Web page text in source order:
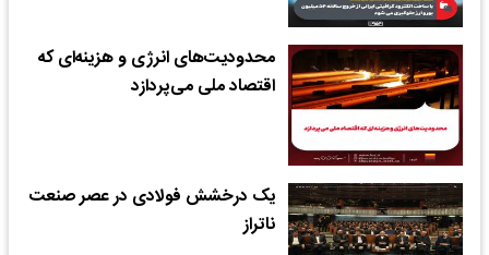
محدودیت‌های انرژی و هزینه‌ای که
اقتصاد ملی می‌پردازد
یک درخشش فولادی در عصر صنعت
ناتراز